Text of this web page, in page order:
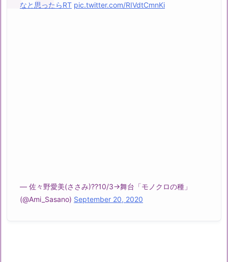
なと思ったらRT pic.twitter.com/RIVdtCmnKi
— 佐々野愛美(ささみ)??10/3→舞台「モノクロの種」
(@Ami_Sasano) September 20, 2020